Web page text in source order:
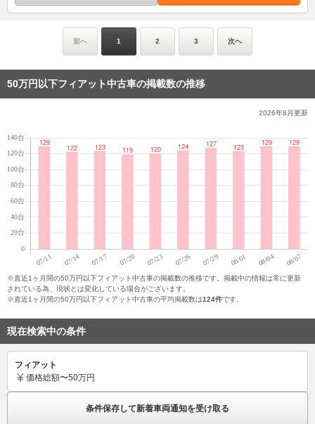
前へ 1 2 3 次へ
50万円以下フィアット中古車の掲載数の推移
2026年8月更新
※直近1ヶ月間の50万円以下フィアット中古車の掲載数の推移です。掲載中の情報は常に更新
されている為、現状とは変化している場合がございます。
※直近1ヶ月間の50万円以下フィアット中古車の平均掲載数は124件です。
現在検索中の条件
フィアット
価格総額〜50万円
条件保存して新着車両通知を受け取る